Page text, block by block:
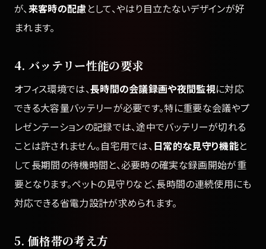
が、来客時の配慮 として、やはり目立たないデザインが好
まれます。
4. バッテリー性能の要求
オフィス環境では、長時間の会議録画や夜間監視に対応
できる大容量バッテリーが必要です。特に重要な会議やプ
レゼンテーションの記録では、途中でバッテリーが切れる
ことは許されません。自宅用では、日常的な見守り機能と
して長期間の待機時間と、必要時の確実な録画開始が重
要となります。ペットの見守りなど、長時間の連続使用にも
対応できる省電力設計が求められます。
5. 価格帯の考え方